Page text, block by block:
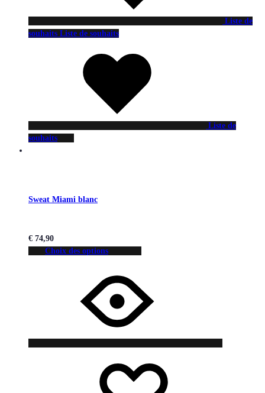
Liste de
souhaits Liste de souhaits
Liste de
souhaits
Sweat Miami blanc
€ 74,90
Choix des options